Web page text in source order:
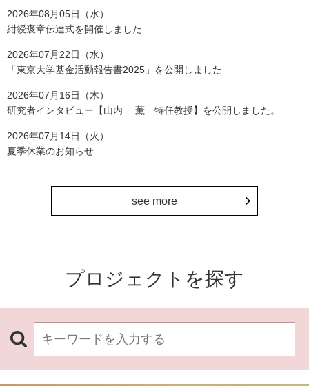
2026年08月05日（水）
紺綬褒章伝達式を開催しました
2026年07月22日（水）
「東京大学基金活動報告書2025」を公開しました
2026年07月16日（木）
研究者インタビュー【山内 薫 特任教授】を公開しました。
2026年07月14日（火）
夏季休業のお知らせ
see more
プロジェクトを探す